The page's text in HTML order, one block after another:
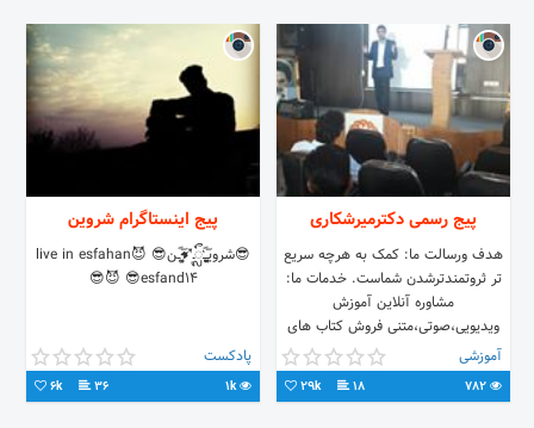
پیج رسمی دکترمیرشکاری
هدف ورسالت ما: کمک به هرچه سریع
تر ثروتمندترشدن شماست. خدمات ما:
مشاوره آنلاین آموزش
ویدیویی،صوتی،متنی فروش کتاب های
موفقیت فروش دوره های آموزشی
آموزشی
18
29k
پیج اینستاگرام شروین
😎شرویـِِ۪۪۪ٜۖـٰٰٰٰ۪۪ٜٖٖٖٖٖٖٖؓؔ‌ᬼـ➹ِِ۪۪۪ٜۖـ۪۪ٜؓؔن😎 😈live in esfahan
😈 😎esfand14😎
پادکست
1k
36
6k